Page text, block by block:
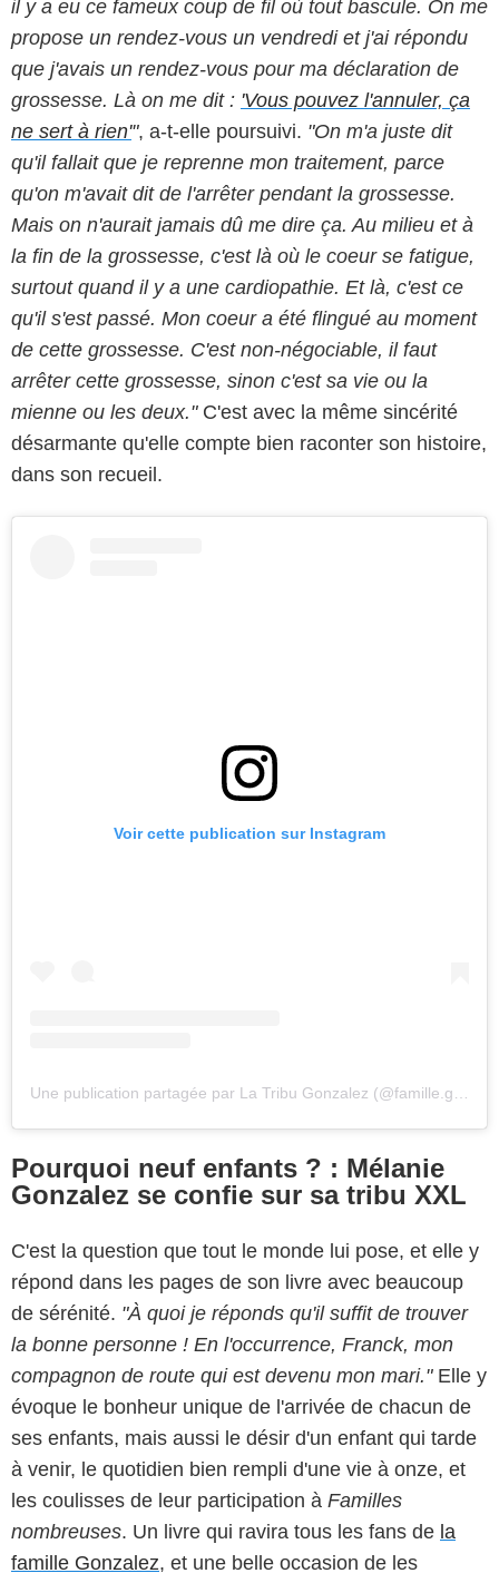
il y a eu ce fameux coup de fil où tout bascule. On me
propose un rendez-vous un vendredi et j'ai répondu
que j'avais un rendez-vous pour ma déclaration de
grossesse. Là on me dit : 'Vous pouvez l'annuler, ça
ne sert à rien'", a-t-elle poursuivi. "On m'a juste dit
qu'il fallait que je reprenne mon traitement, parce
qu'on m'avait dit de l'arrêter pendant la grossesse.
Mais on n'aurait jamais dû me dire ça. Au milieu et à
la fin de la grossesse, c'est là où le coeur se fatigue,
surtout quand il y a une cardiopathie. Et là, c'est ce
qu'il s'est passé. Mon coeur a été flingué au moment
de cette grossesse. C'est non-négociable, il faut
arrêter cette grossesse, sinon c'est sa vie ou la
mienne ou les deux." C'est avec la même sincérité
désarmante qu'elle compte bien raconter son histoire,
dans son recueil.
Voir cette publication sur Instagram
Une publication partagée par La Tribu Gonzalez (@famille.gonzalez.officiel)
Pourquoi neuf enfants ? : Mélanie
Gonzalez se confie sur sa tribu XXL
C'est la question que tout le monde lui pose, et elle y
répond dans les pages de son livre avec beaucoup
de sérénité. "À quoi je réponds qu'il suffit de trouver
la bonne personne ! En l'occurrence, Franck, mon
compagnon de route qui est devenu mon mari."Elle y
évoque le bonheur unique de l'arrivée de chacun de
ses enfants, mais aussi le désir d'un enfant qui tarde
à venir, le quotidien bien rempli d'une vie à onze, et
les coulisses de leur participation à Familles
nombreuses. Un livre qui ravira tous les fans de la
famille Gonzalez, et une belle occasion de les